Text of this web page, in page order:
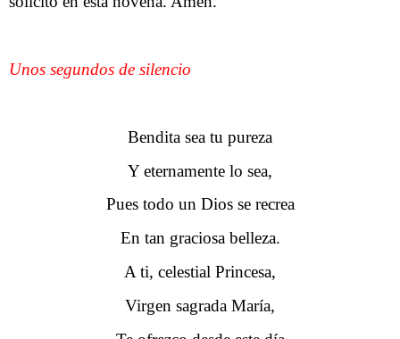
Unos segundos de silencio
Bendita sea tu pureza
Y eternamente lo sea,
Pues todo un Dios se recrea
En tan graciosa belleza.
A ti, celestial Princesa,
Virgen sagrada María,